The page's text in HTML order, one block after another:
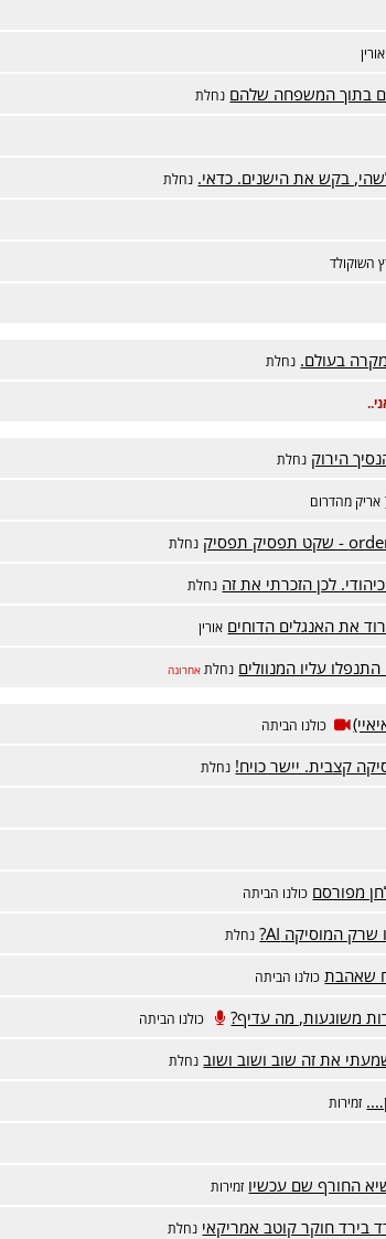
אורין
בתוך המשפחה שלהם נחלת
בקש את הישנים. כדאי. נחלת
השוקולד
בעולם. נחלת
הירוק נחלת
אריק מהדרום
נחלת
לכן הזכרתי את זה נחלת
את האנגלים הדוחים אורין
עליו המנוולים נחלת אחרונה
כולנו הביתה
קצבית. יישר כויח! נחלת
מפורסם כולנו הביתה
נחלת
כולנו הביתה
משוגעות, מה עדיף? כולנו הביתה
את זה שוב ושוב ושוב נחלת
זמירות
החורף שם עכשיו זמירות
חוקר קוטב אמריקאי נחלת